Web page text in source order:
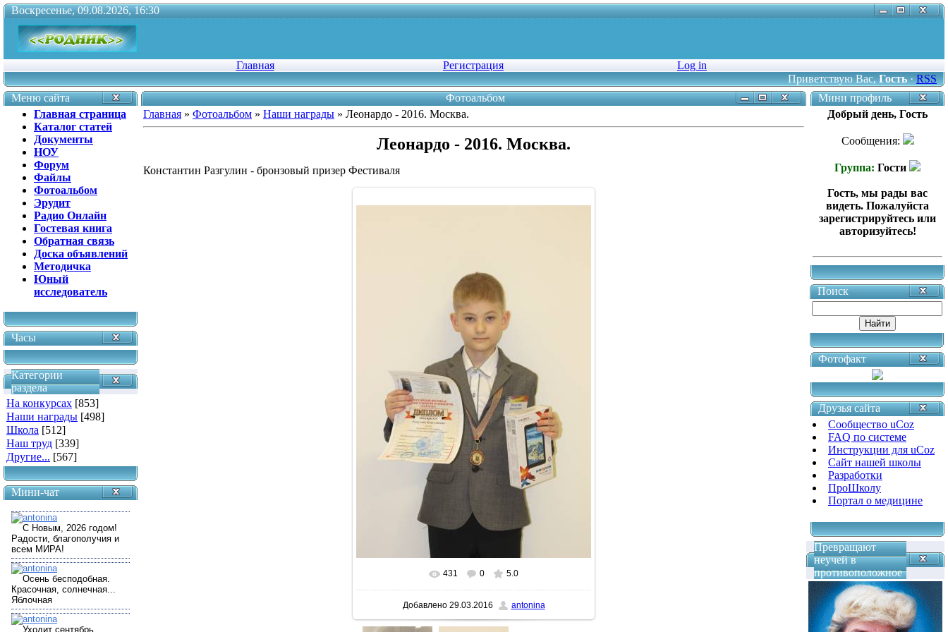
Воскресенье, 09.08.2026, 16:30
Главная Регистрация
Log in
Приветствую Вас,Гость·RSS
Меню сайта
Главная страница
Каталог статей
Документы
НОУ
Форум
Файлы
Фотоальбом
Эрудит
Радио Онлайн
Гостевая книга
Обратная связь
Доска объявлений
Методичка
Юный
исследователь
Часы
Категории
раздела
На конкурсах [853]
Наши награды [498]
Школа [512]
Наш труд [339]
Другие... [567]
Мини-чат
Фотоальбом
Главная » Фотоальбом » Наши награды » Леонардо - 2016. Москва.
Леонардо - 2016. Москва.
Константин Разгулин - бронзовый призер Фестиваля
В реальном размере 1066x1600
431 0 5.0
Добавлено29.03.2016 antonina
Мини профиль
Добрый день, Гость
Сообщения:
Группа: Гости
Гость, мы рады вас
видеть. Пожалуйста
зарегистрируйтесь или
авторизуйтесь!
Поиск
Фотофакт
Друзья сайта
Сообщество uCoz
FAQ по системе
Инструкции для uCoz
Сайт нашей школы
Разработки
ПроШколу
Портал о медицине
Превращают
неучей в
противоположное